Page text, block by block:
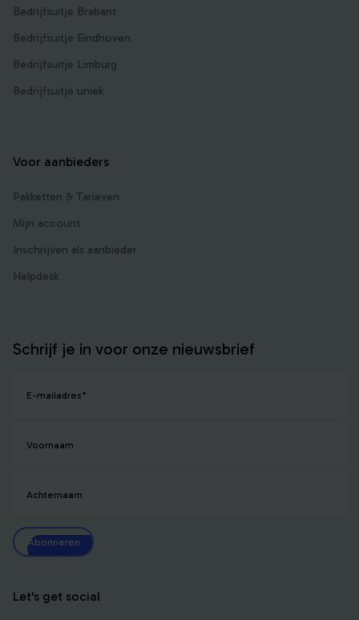
Bedrijfsuitje Brabant
Bedrijfsuitje Eindhoven
Bedrijfsuitje Limburg
Bedrijfsuitje uniek
Voor aanbieders
Pakketten & Tarieven
Mijn account
Inschrijven als aanbieder
Helpdesk
Schrijf je in voor onze nieuwsbrief
E-mailadres*
Voornaam
Achternaam
Abonneren
Let's get social